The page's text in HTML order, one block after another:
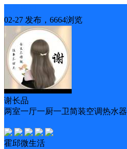
02-27 发布，6664浏览
谢长品
两室一厅一厨一卫简装空调热水器
霍邱微生活